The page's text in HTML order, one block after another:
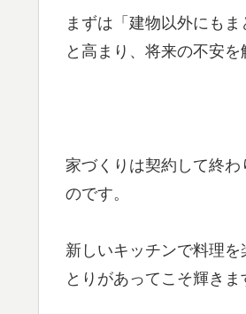
まずは「建物以外にも
と高まり、将来の不安を
家づくりは契約して終
のです。
新しいキッチンで料理
とりがあってこそ輝きま